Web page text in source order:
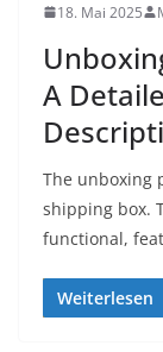
18. Mai 2025
A
The unboxing
shipping box.
functional,
Weiterlesen